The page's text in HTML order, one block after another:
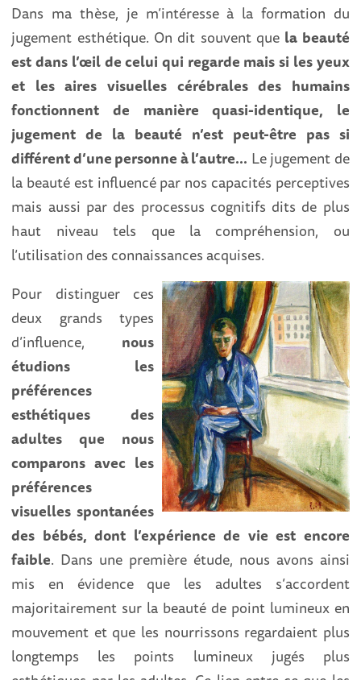
Dans ma thèse, je m’intéresse à la formation du
jugement esthétique. On dit souvent que la beauté
est dans l’œil de celui qui regarde mais si les yeux
et les aires visuelles cérébrales des humains
fonctionnent de manière quasi-identique, le
jugement de la beauté n’est peut-être pas si
différent d’une personne à l’autre… Le jugement de
la beauté est influencé par nos capacités perceptives
mais aussi par des processus cognitifs dits de plus
haut niveau tels que la compréhension, ou
l’utilisation des connaissances acquises.
Pour distinguer ces
deux grands types
d’influence, nous
étudions les
préférences
esthétiques des
adultes que nous
comparons avec les
préférences
visuelles spontanées
des bébés, dont l’expérience de vie est encore
faible. Dans une première étude, nous avons ainsi
mis en évidence que les adultes s’accordent
majoritairement sur la beauté de point lumineux en
mouvement et que les nourrissons regardaient plus
longtemps les points lumineux jugés plus